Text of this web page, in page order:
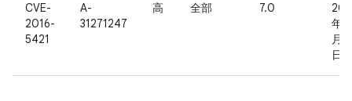
CVE-
2016-
5421
A-
31271247
高 全部 7.0
年 8
月 3
日